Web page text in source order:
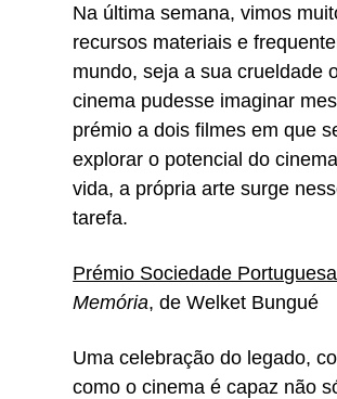
Na última semana, vimos
recursos materiais e
mundo, seja a sua crueldade
cinema pudesse imaginar
prémio a dois filmes em que
explorar o potencial do
vida, a própria arte surge
tarefa.
Prémio Sociedade
Memória, de Welket Bungué
Uma celebração do legado,
como o cinema é capaz não